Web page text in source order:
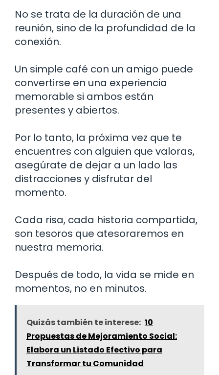
No se trata de la duración de una
reunión, sino de la profundidad de la
conexión.
Un simple café con un amigo puede
convertirse en una experiencia
memorable si ambos están
presentes y abiertos.
Por lo tanto, la próxima vez que te
encuentres con alguien que valoras,
asegúrate de dejar a un lado las
distracciones y disfrutar del
momento.
Cada risa, cada historia compartida,
son tesoros que atesoraremos en
nuestra memoria.
Después de todo, la vida se mide en
momentos, no en minutos.
Quizás también te interese: 10
Propuestas de Mejoramiento Social:
Elabora un Listado Efectivo para
Transformar tu Comunidad